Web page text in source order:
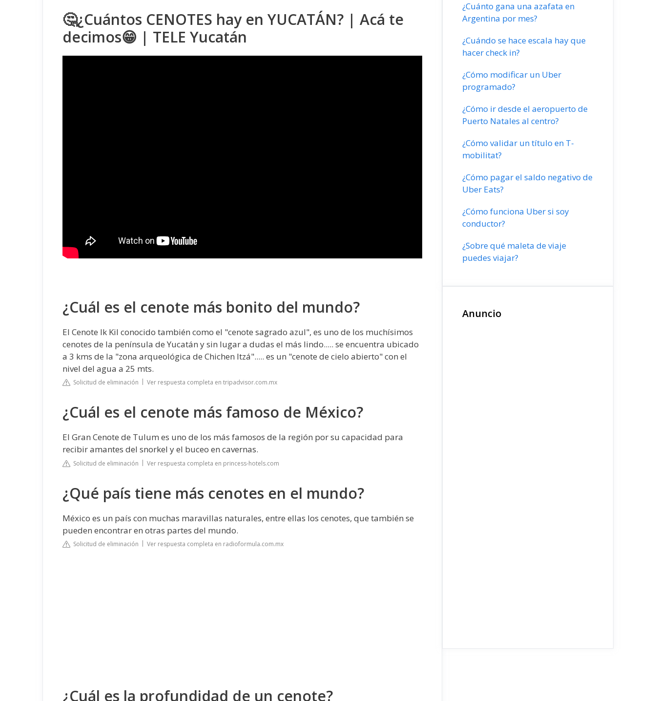
🤔¿Cuántos CENOTES hay en YUCATÁN? | Acá te
decimos😁 | TELE Yucatán
¿Cuál es el cenote más bonito del mundo?
El Cenote Ik Kil conocido también como el "cenote sagrado azul", es uno de los muchísimos
cenotes de la península de Yucatán y sin lugar a dudas el más lindo..... se encuentra ubicado
a 3 kms de la "zona arqueológica de Chichen Itzá"..... es un "cenote de cielo abierto" con el
nivel del agua a 25 mts.
Solicitud de eliminación Ver respuesta completa en tripadvisor.com.mx
¿Cuál es el cenote más famoso de México?
El Gran Cenote de Tulum es uno de los más famosos de la región por su capacidad para
recibir amantes del snorkel y el buceo en cavernas.
Solicitud de eliminación Ver respuesta completa en princess-hotels.com
¿Qué país tiene más cenotes en el mundo?
México es un país con muchas maravillas naturales, entre ellas los cenotes, que también se
pueden encontrar en otras partes del mundo.
Solicitud de eliminación Ver respuesta completa en radioformula.com.mx
¿Cuál es la profundidad de un cenote?
¿Cuánto gana una azafata en
Argentina por mes?
¿Cuándo se hace escala hay que
hacer check in?
¿Cómo modificar un Uber
programado?
¿Cómo ir desde el aeropuerto de
Puerto Natales al centro?
¿Cómo validar un título en T-
mobilitat?
¿Cómo pagar el saldo negativo de
Uber Eats?
¿Cómo funciona Uber si soy
conductor?
¿Sobre qué maleta de viaje
puedes viajar?
Anuncio